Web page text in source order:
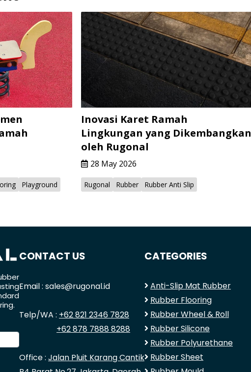
Playground
Inovasi Karet Ramah
Lingkungan yang Dikembangkan
oleh Rugonal
28 May 2026
Rugonal Rubber Rubber Anti Slip
CONTACT US
Email : sales@rugonal.id
Telp/WA : +62 821 2346 7828
+62 878 7888 8288
Office : Jalan Pluit Karang Cantik
CATEGORIES
Anti-Slip Mat Rubber
Rubber Flooring
Rubber Wheel & Roll
Rubber Silicone
Rubber Polyurethane
Rubber Sheet